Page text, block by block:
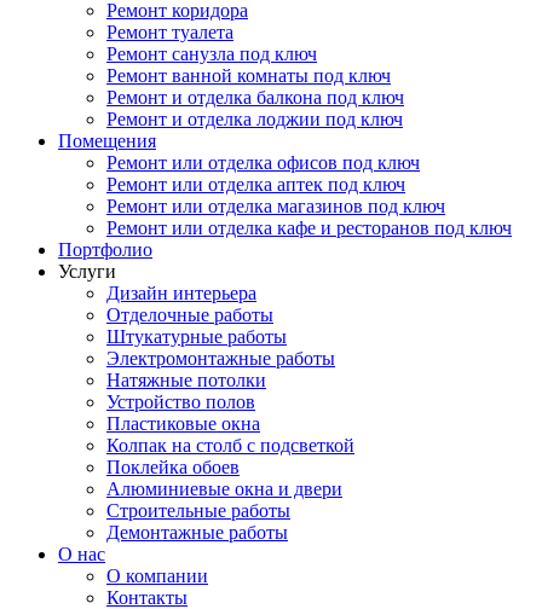
Ремонт коридора
Ремонт туалета
Ремонт санузла под ключ
Ремонт ванной комнаты под ключ
Ремонт и отделка балкона под ключ
Ремонт и отделка лоджии под ключ
Помещения
Ремонт или отделка офисов под ключ
Ремонт или отделка аптек под ключ
Ремонт или отделка магазинов под ключ
Ремонт или отделка кафе и ресторанов под ключ
Портфолио
Услуги
Дизайн интерьера
Отделочные работы
Штукатурные работы
Электромонтажные работы
Натяжные потолки
Устройство полов
Пластиковые окна
Колпак на столб с подсветкой
Поклейка обоев
Алюминиевые окна и двери
Строительные работы
Демонтажные работы
О нас
О компании
Контакты